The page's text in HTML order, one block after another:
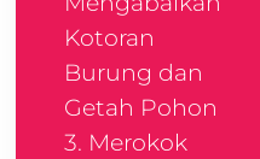
Kotoran
Burung dan
Getah Pohon
3. Merokok